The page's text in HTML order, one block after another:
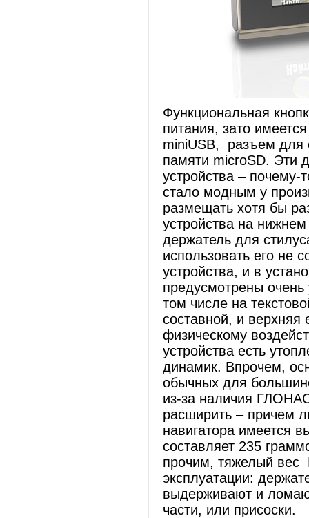
Функциональная
питания, зато
miniUSB, разъем для
памяти microSD. Эти
устройства –
стало модным у
размещать хотя бы
устройства на
держатель для
использовать его не
устройства, и в
предусмотрены
том числе на
составной, и верхняя
физическому
устройства есть
динамик. Впрочем,
обычных для
из-за наличия
расширить – причем
навигатора имеется
составляет 235
прочим, тяжелый вес
эксплуатации:
выдерживают и
части, или присоски.